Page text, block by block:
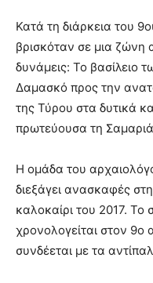
Κατά τη διάρκεια του
βρισκόταν σε μια ζώνη
δυνάμεις: Το βασίλειο
Δαμασκό προς την
της Τύρου στα δυτικά
πρωτεύουσα τη
Η ομάδα του
διεξάγει ανασκαφές
καλοκαίρι του 2017.
χρονολογείται στον
συνδέεται με τα